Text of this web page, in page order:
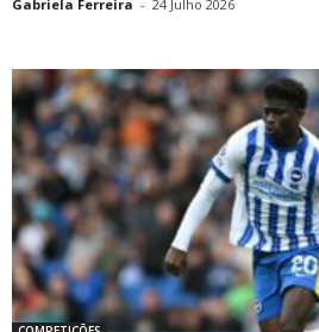
Gabriela Ferreira - 24 Julho 2026